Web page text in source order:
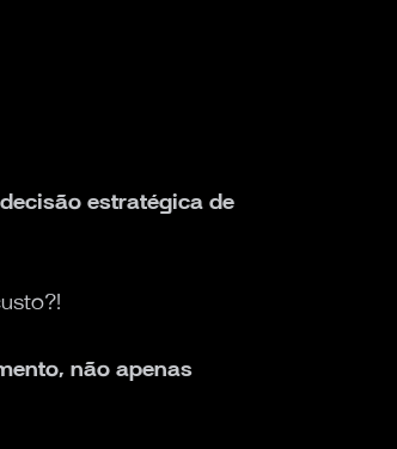
estratégica de
não apenas